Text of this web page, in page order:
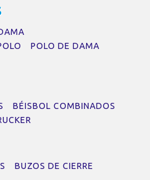
POLO DE DAMA
BÉISBOL COMBINADOS
BUZOS DE CIERRE